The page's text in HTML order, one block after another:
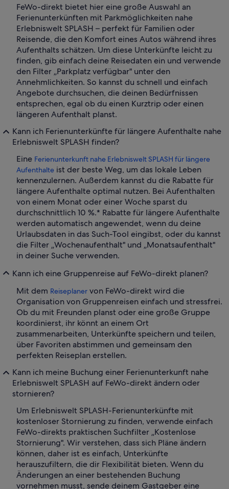
FeWo-direkt bietet hier eine große Auswahl an
Ferienunterkünften mit Parkmöglichkeiten nahe
Erlebniswelt SPLASH – perfekt für Familien oder
Reisende, die den Komfort eines Autos während ihres
Aufenthalts schätzen. Um diese Unterkünfte leicht zu
finden, gib einfach deine Reisedaten ein und verwende
den Filter „Parkplatz verfügbar" unter den
Annehmlichkeiten. So kannst du schnell und einfach
Angebote durchsuchen, die deinen Bedürfnissen
entsprechen, egal ob du einen Kurztrip oder einen
längeren Aufenthalt planst.
Kann ich Ferienunterkünfte für längere Aufenthalte nahe
Erlebniswelt SPLASH finden?
Eine Ferienunterkunft nahe Erlebniswelt SPLASH für längere
Aufenthalte ist der beste Weg, um das lokale Leben
kennenzulernen. Außerdem kannst du die Rabatte für
längere Aufenthalte optimal nutzen. Bei Aufenthalten
von einem Monat oder einer Woche sparst du
durchschnittlich 10 %.* Rabatte für längere Aufenthalte
werden automatisch angewendet, wenn du deine
Urlaubsdaten in das Such-Tool eingibst, oder du kannst
die Filter „Wochenaufenthalt" und „Monatsaufenthalt"
in deiner Suche verwenden.
Kann ich eine Gruppenreise auf FeWo-direkt planen?
Mit dem Reiseplaner von FeWo-direkt wird die
Organisation von Gruppenreisen einfach und stressfrei.
Ob du mit Freunden planst oder eine große Gruppe
koordinierst, ihr könnt an einem Ort
zusammenarbeiten, Unterkünfte speichern und teilen,
über Favoriten abstimmen und gemeinsam den
perfekten Reiseplan erstellen.
Kann ich meine Buchung einer Ferienunterkunft nahe
Erlebniswelt SPLASH auf FeWo-direkt ändern oder
stornieren?
Um Erlebniswelt SPLASH-Ferienunterkünfte mit
kostenloser Stornierung zu finden, verwende einfach
FeWo-direkts praktischen Suchfilter „Kostenlose
Stornierung". Wir verstehen, dass sich Pläne ändern
können, daher ist es einfach, Unterkünfte
herauszufiltern, die dir Flexibilität bieten. Wenn du
Änderungen an einer bestehenden Buchung
vornehmen musst, sende deinem Gastgeber eine